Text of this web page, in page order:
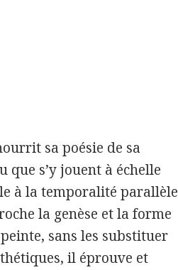
sa poésie de sa
que s’y jouent à échelle
à la temporalité parallèle
la genèse et la forme
sans les substituer
il éprouve et